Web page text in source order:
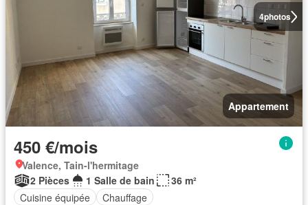
4photos
Appartement
450 €/mois
Valence, Tain-l'hermitage
2 Pièces
1 Salle de bain
36 m²
Cuisine équipée
Chauffage